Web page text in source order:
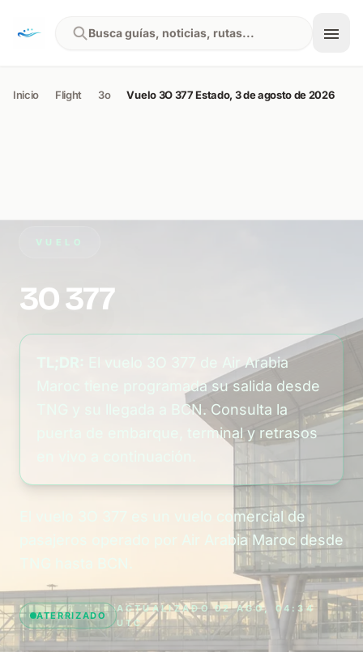
Busca guías, noticias, rutas...
Inicio Flight 3o Vuelo 3O 377 Estado, 3 de agosto de 2026
VUELO
3O 377
El vuelo 3O 377 de Air Arabia
Maroc tiene programada su salida desde
TNG y su llegada a BCN. Consulta la
puerta de embarque, terminal y retrasos
El vuelo 3O 377 es un vuelo comercial de
pasajeros operado por Air Arabia Maroc desde
ATERRIZADO
ACTUALIZADO 02 AGO, 04:34
UTC